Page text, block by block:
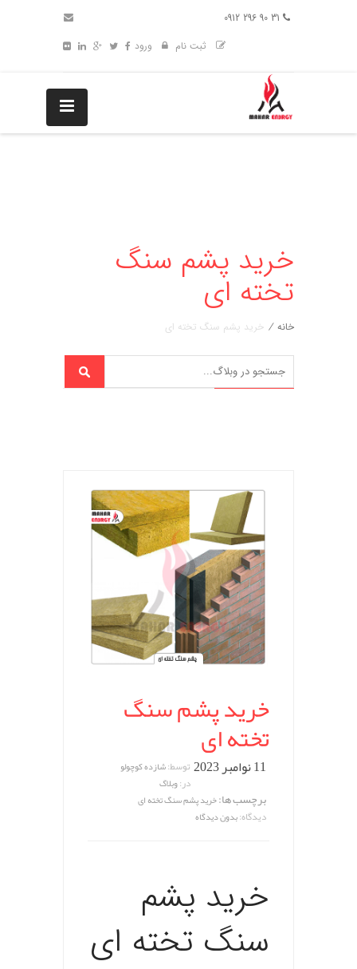
ثبت نام
ورود
خرید پشم سنگ
تخته ای
خانه / خرید پشم سنگ تخته ای
خرید پشم سنگ
تخته ای
11 نوامبر 2023 توسط:شازده کوچولو
در:وبلاگ
برچسب ها:خرید پشم سنگ تخته ای
دیدگاه:بدون دیدگاه
خرید پشم
سنگ تخته ای